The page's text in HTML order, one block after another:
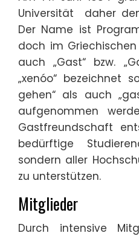
Universität daher den
Der Name ist
doch im Griechischen
auch „Gast“ bzw.
„xenóo“ bezeichnet
gehen“ als auch
aufgenommen
Gastfreundschaft
bedürftige
sondern aller
zu unterstützen.
Mitglieder
Durch intensive